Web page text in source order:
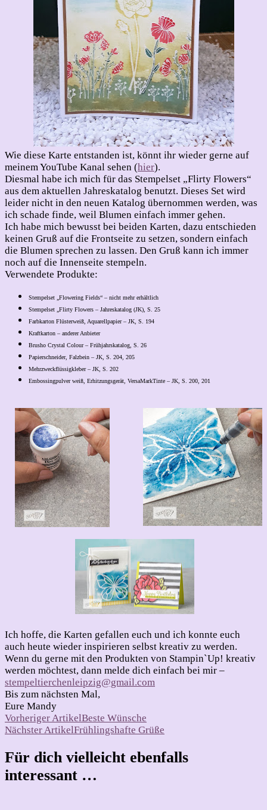
Wie diese Karte entstanden ist, könnt ihr wieder gerne auf
meinem YouTube Kanal sehen (hier).
Diesmal habe ich mich für das Stempelset „Flirty Flowers“
aus dem aktuellen Jahreskatalog benutzt. Dieses Set wird
leider nicht in den neuen Katalog übernommen werden, was
ich schade finde, weil Blumen einfach immer gehen.
Ich habe mich bewusst bei beiden Karten, dazu entschieden
keinen Gruß auf die Frontseite zu setzen, sondern einfach
die Blumen sprechen zu lassen. Den Gruß kann ich immer
noch auf die Innenseite stempeln.
Verwendete Produkte:
Stempelset „Flowering Fields“ – nicht mehr erhältlich
Stempelset „Flirty Flowers – Jahreskatalog (JK), S. 25
Farbkarton Flüsterweiß, Aquarellpapier – JK, S. 194
Kraftkarton – anderer Anbieter
Brusho Crystal Colour – Frühjahrskatalog, S. 26
Papierschneider, Falzbein – JK, S. 204, 205
Mehrzweckflüssigkleber – JK, S. 202
Embossingpulver weiß, Erhitzungsgerät, VersaMarkTinte – JK, S. 200, 201
Ich hoffe, die Karten gefallen euch und ich konnte euch
auch heute wieder inspirieren selbst kreativ zu werden.
Wenn du gerne mit den Produkten von Stampin`Up! kreativ
werden möchtest, dann melde dich einfach bei mir –
stempeltierchenleipzig@gmail.com
Bis zum nächsten Mal,
Eure Mandy
Beitragsnavigation
Vorheriger ArtikelBeste Wünsche
Nächster ArtikelFrühlingshafte Grüße
Für dich vielleicht ebenfalls
interessant …